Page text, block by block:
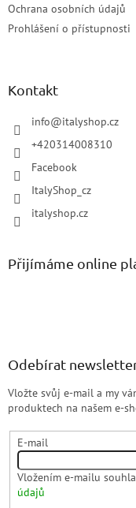
Ochrana osobních údajů
Prohlášení o přístupnosti
Kontakt
info@italyshop.cz
+420314008310
Facebook
ItalyShop_cz
italyshop.cz
Přijímáme online
Odebírat
Vložte svůj e-mail a my
produktech na našem e-
E-mail
Vložením e-mailu
údajů